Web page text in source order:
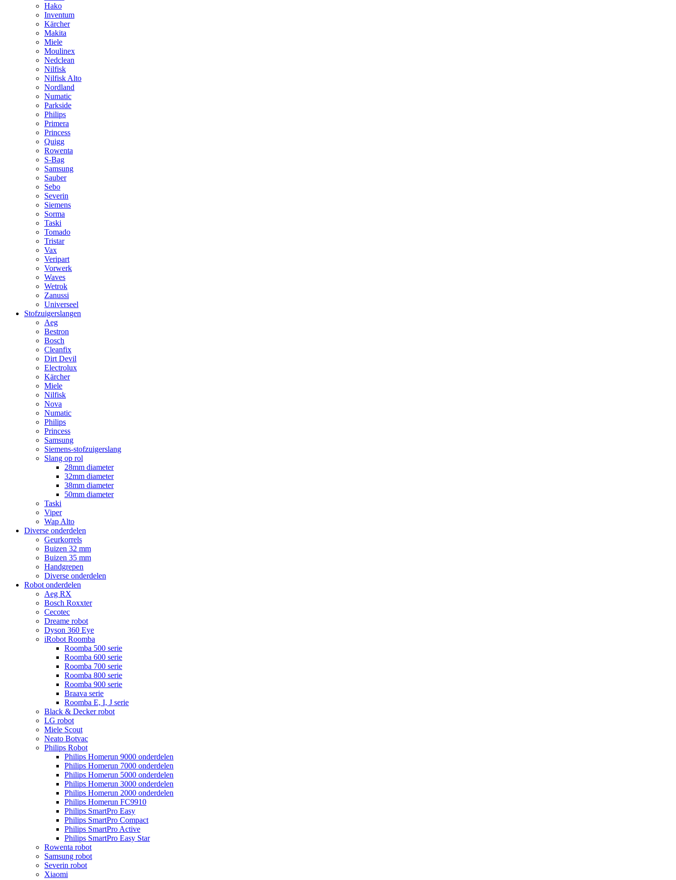
Hako
Inventum
Kärcher
Makita
Miele
Moulinex
Nedclean
Nilfisk
Nilfisk Alto
Nordland
Numatic
Parkside
Philips
Primera
Princess
Quigg
Rowenta
S-Bag
Samsung
Sauber
Sebo
Severin
Siemens
Sorma
Taski
Tomado
Tristar
Vax
Veripart
Vorwerk
Waves
Wetrok
Zanussi
Universeel
Stofzuigerslangen
Aeg
Bestron
Bosch
Cleanfix
Dirt Devil
Electrolux
Kärcher
Miele
Nilfisk
Nova
Numatic
Philips
Princess
Samsung
Siemens-stofzuigerslang
Slang op rol
28mm diameter
32mm diameter
38mm diameter
50mm diameter
Taski
Viper
Wap Alto
Diverse onderdelen
Geurkorrels
Buizen 32 mm
Buizen 35 mm
Handgrepen
Diverse onderdelen
Robot onderdelen
Aeg RX
Bosch Roxxter
Cecotec
Dreame robot
Dyson 360 Eye
iRobot Roomba
Roomba 500 serie
Roomba 600 serie
Roomba 700 serie
Roomba 800 serie
Roomba 900 serie
Braava serie
Roomba E, I, J serie
Black & Decker robot
LG robot
Miele Scout
Neato Botvac
Philips Robot
Philips Homerun 9000 onderdelen
Philips Homerun 7000 onderdelen
Philips Homerun 5000 onderdelen
Philips Homerun 3000 onderdelen
Philips Homerun 2000 onderdelen
Philips Homerun FC9910
Philips SmartPro Easy
Philips SmartPro Compact
Philips SmartPro Active
Philips SmartPro Easy Star
Rowenta robot
Samsung robot
Severin robot
Xiaomi